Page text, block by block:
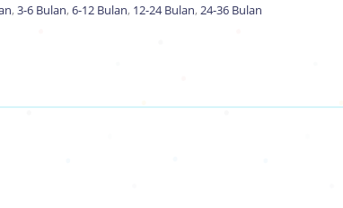
, 3-6 Bulan, 6-12 Bulan, 12-24 Bulan, 24-36 Bulan